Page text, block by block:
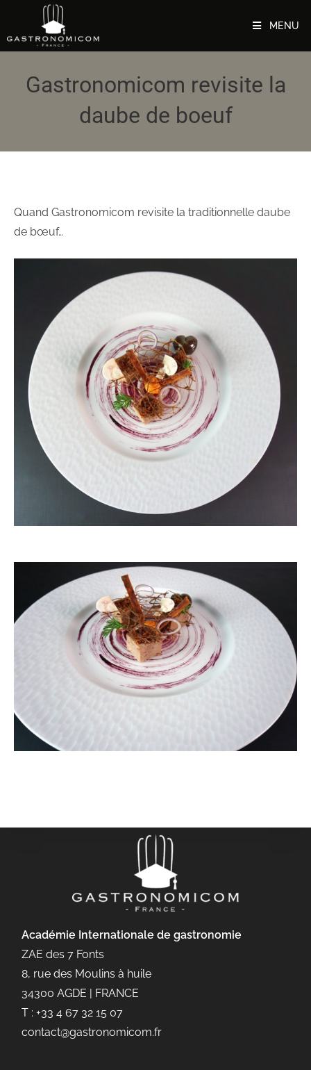
MENU
Gastronomicom revisite la
daube de boeuf
Quand Gastronomicom revisite la traditionnelle daube
de bœuf…
Académie Internationale de gastronomie
ZAE des 7 Fonts
8, rue des Moulins à huile
34300 AGDE | FRANCE
T : +33 4 67 32 15 07
contact@gastronomicom.fr